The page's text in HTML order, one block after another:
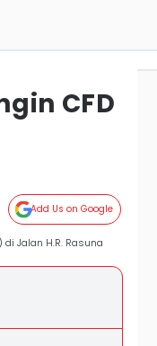
CFD
Add Us on Google
Jalan H.R. Rasuna